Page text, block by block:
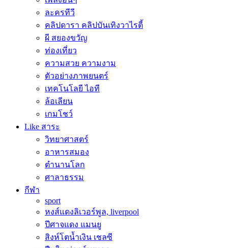
ละครทีวี
คลิปดารา คลิปบันเทิงวาไรตี้
ผี สยองขวัญ
ท่องเที่ยว
ความสวย ความงาม
ตัวอย่างภาพยนตร์
เทคโนโลยี ไอที
ล้อเลียน
เกมโชว์
Like สาระ
วิทยาศาสตร์
อาหารสมอง
ตำนานโลก
ศาลาธรรม
กีฬา
sport
หงส์แดงลิเวอร์พูล, liverpool
ปีศาจแดง แมนยู
สิงห์โตน้ำเงิน เชลซี